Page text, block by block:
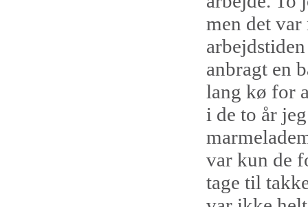
men det
anbragt en
lang kø for
i de to år
var kun de
tage til